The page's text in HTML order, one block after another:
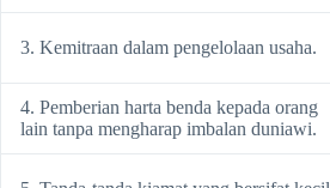
3. Kemitraan dalam pengelolaan usaha.
4. Pemberian harta benda kepada orang
lain tanpa mengharap imbalan duniawi.